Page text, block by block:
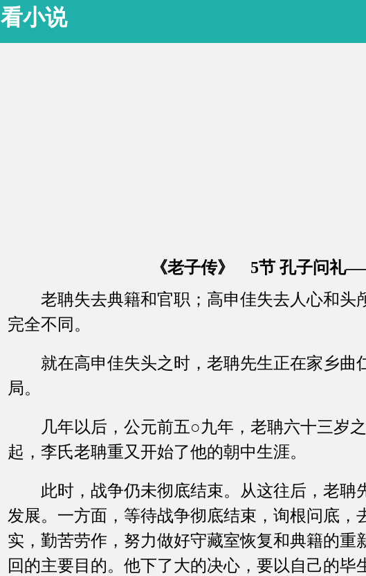
看小说
《老子传》 5节 孔子问礼
老聃失去典籍和官职；高申佳失去人心和头
完全不同。
就在高申佳失头之时，老聃先生正在家乡曲
局。
几年以后，公元前五○九年，老聃六十三岁之
起，李氏老聃重又开始了他的朝中生涯。
此时，战争仍未彻底结束。从这往后，老聃
发展。一方面，等待战争彻底结束，询根问底，
实，勤苦劳作，努力做好守藏室恢复和典籍的
回的主要目的。他下了大的决心，要以自己的毕